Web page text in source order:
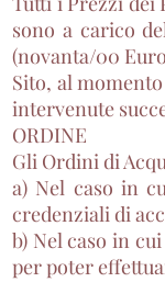
sono a carico
(novanta/00
Sito, al
intervenute
ORDINE
Gli Ordini di
a) Nel caso in
credenziali di
b) Nel caso in
per poter